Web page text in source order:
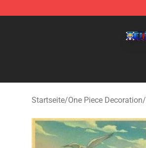
Startseite/One Piece Decoration/